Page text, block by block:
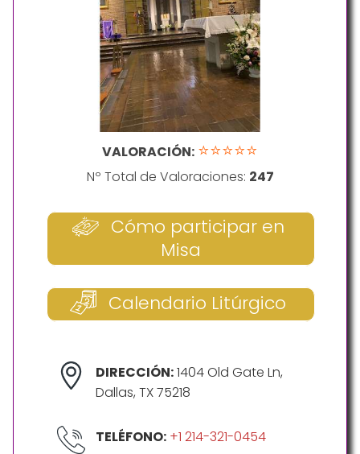
VALORACIÓN: ⭐⭐⭐⭐⭐
Nº Total de Valoraciones: 247
Cómo participar en
Misa
Calendario Litúrgico
DIRECCIÓN:1404 Old Gate Ln,
Dallas, TX 75218
TELÉFONO: +1 214-321-0454